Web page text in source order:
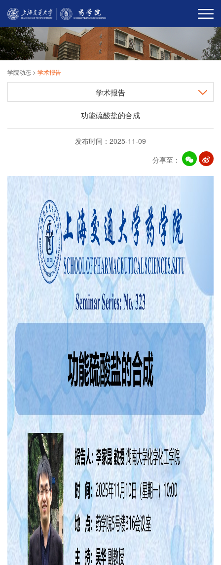
学院动态 > 学术报告
学术报告
功能硫酸盐的合成
发布时间：2025-11-09
分享至：